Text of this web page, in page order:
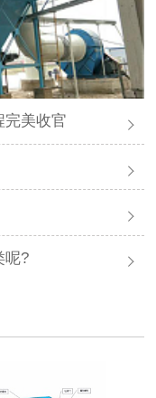
完美收官
呢?